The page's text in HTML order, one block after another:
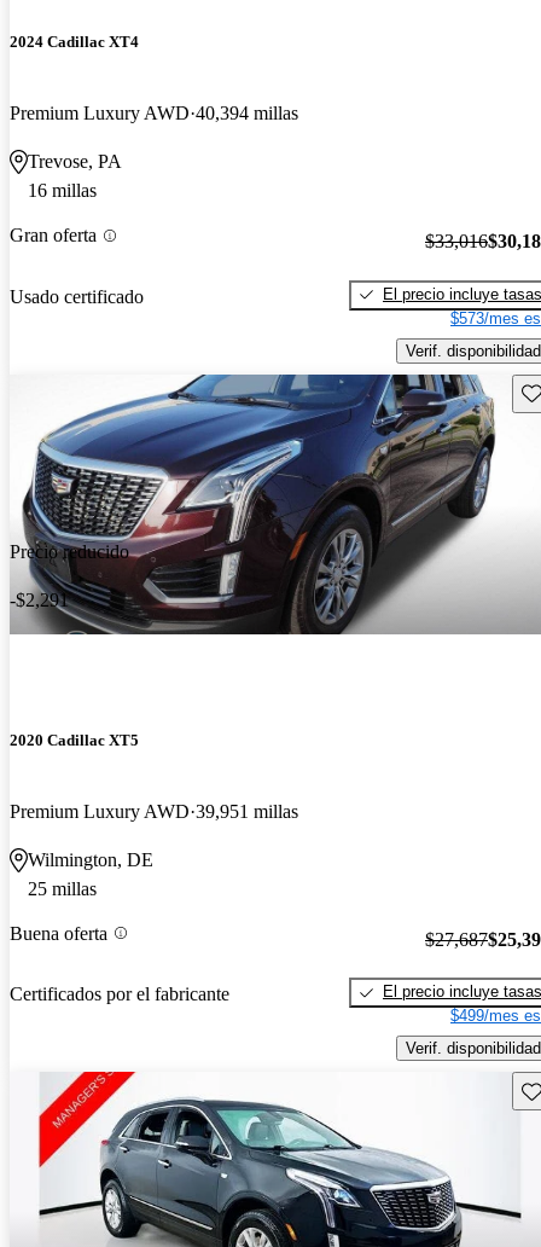
2024 Cadillac XT4
Premium Luxury AWD 40,394 millas
Trevose, PA
16 millas
Gran oferta
Usado certificado
$33,016
El precio incluye tasas
$573/mes
Verif. disponibilidad
Precio reducido
-$2,291
2020 Cadillac XT5
Premium Luxury AWD 39,951 millas
Wilmington, DE
25 millas
Buena oferta
Certificados por el fabricante
$27,687
El precio incluye tasas
$499/mes
Verif. disponibilidad